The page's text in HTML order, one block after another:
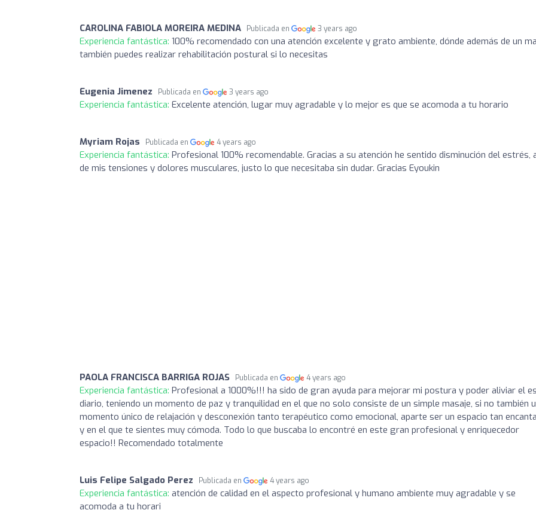
CAROLINA FABIOLA MOREIRA MEDINA Publicada en 3 years ago
Experiencia fantástica: 100% recomendado con una atención excelente y grato ambiente, dónde además de un
también puedes realizar rehabilitación postural si lo necesitas
Eugenia Jimenez Publicada en 3 years ago
Experiencia fantástica: Excelente atención, lugar muy agradable y lo mejor es que se acomoda a tu horario
Myriam Rojas Publicada en 4 years ago
Experiencia fantástica: Profesional 100% recomendable. Gracias a su atención he sentido disminución del estrés,
de mis tensiones y dolores musculares, justo lo que necesitaba sin dudar. Gracias Eyoukin
PAOLA FRANCISCA BARRIGA ROJAS Publicada en 4 years ago
Experiencia fantástica: Profesional a 1000%!!! ha sido de gran ayuda para mejorar mi postura y poder aliviar el
diario, teniendo un momento de paz y tranquilidad en el que no solo consiste de un simple masaje, si no también
momento único de relajación y desconexión tanto terapéutico como emocional, aparte ser un espacio tan
y en el que te sientes muy cómoda. Todo lo que buscaba lo encontré en este gran profesional y enriquecedor
espacio!! Recomendado totalmente
Luis Felipe Salgado Perez Publicada en 4 years ago
Experiencia fantástica: atención de calidad en el aspecto profesional y humano ambiente muy agradable y se
acomoda a tu horari